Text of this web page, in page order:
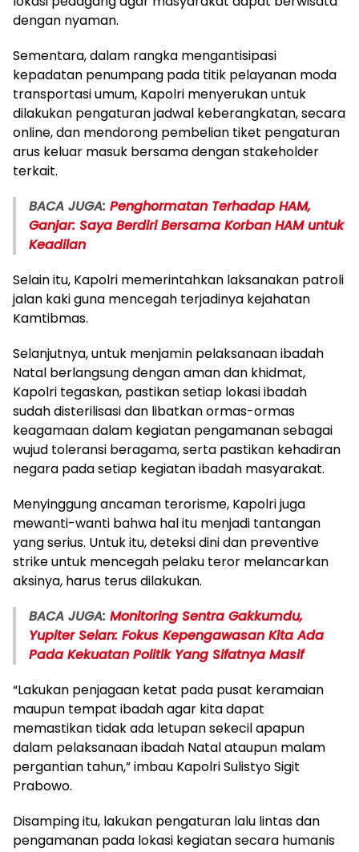
dengan nyaman.
Sementara, dalam rangka mengantisipasi
kepadatan penumpang pada titik pelayanan moda
transportasi umum, Kapolri menyerukan untuk
dilakukan pengaturan jadwal keberangkatan, secara
online, dan mendorong pembelian tiket pengaturan
arus keluar masuk bersama dengan stakeholder
terkait.
BACA JUGA: Penghormatan Terhadap HAM,
Ganjar: Saya Berdiri Bersama Korban HAM untuk
Keadilan
Selain itu, Kapolri memerintahkan laksanakan patroli
jalan kaki guna mencegah terjadinya kejahatan
Kamtibmas.
Selanjutnya, untuk menjamin pelaksanaan ibadah
Natal berlangsung dengan aman dan khidmat,
Kapolri tegaskan, pastikan setiap lokasi ibadah
sudah disterilisasi dan libatkan ormas-ormas
keagamaan dalam kegiatan pengamanan sebagai
wujud toleransi beragama, serta pastikan kehadiran
negara pada setiap kegiatan ibadah masyarakat.
Menyinggung ancaman terorisme, Kapolri juga
mewanti-wanti bahwa hal itu menjadi tantangan
yang serius. Untuk itu, deteksi dini dan preventive
strike untuk mencegah pelaku teror melancarkan
aksinya, harus terus dilakukan.
BACA JUGA: Monitoring Sentra Gakkumdu,
Yupiter Selan: Fokus Kepengawasan Kita Ada
Pada Kekuatan Politik Yang Sifatnya Masif
“Lakukan penjagaan ketat pada pusat keramaian
maupun tempat ibadah agar kita dapat
memastikan tidak ada letupan sekecil apapun
dalam pelaksanaan ibadah Natal ataupun malam
pergantian tahun,” imbau Kapolri Sulistyo Sigit
Prabowo.
Disamping itu, lakukan pengaturan lalu lintas dan
pengamanan pada lokasi kegiatan secara humanis